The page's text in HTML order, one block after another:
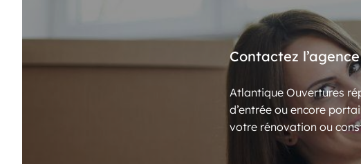
Contactez
Atlantique Ouvertures
d’entrée ou encore
votre rénovation ou